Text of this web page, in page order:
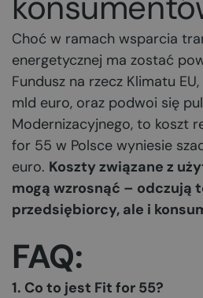
Choć w ramach wsparcia
energetycznej ma zostać
Fundusz na rzecz Klimatu
mld euro, oraz podwoi się
Modernizacyjnego, to koszt
for 55 w Polsce wyniesie
euro. Koszty związane z
mogą wzrosnąć – odczują
przedsiębiorcy, ale i
FAQ:
1. Co to jest Fit for 55?